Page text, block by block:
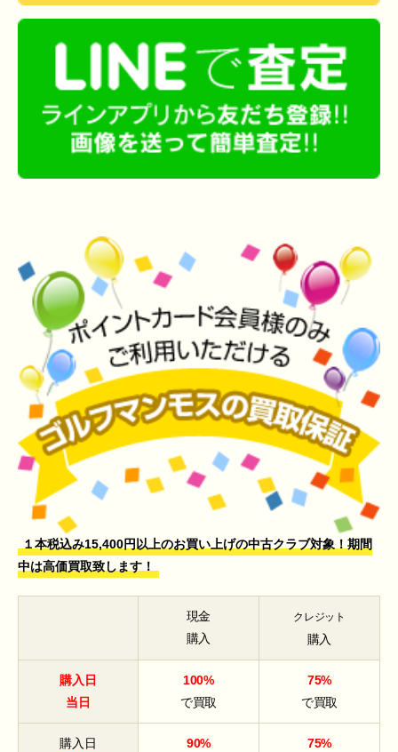
１本税込み15,400円以上のお買い上げの中古クラブ対象！期間
中は高価買取致します！
現金
購入
クレジット
購入
購入日
当日
100%
で買取
75%
で買取
購入日
90%
75%